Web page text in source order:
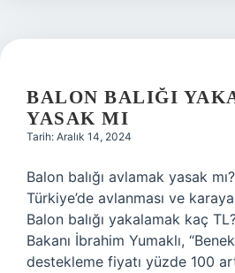
BALON BALIĞI
YASAK MI
Tarih: Aralık 14, 2024
Balon balığı avlamak yasak
Türkiye’de avlanması ve karaya
Balon balığı yakalamak kaç
Bakanı İbrahim Yumaklı,
destekleme fiyatı yüzde 100